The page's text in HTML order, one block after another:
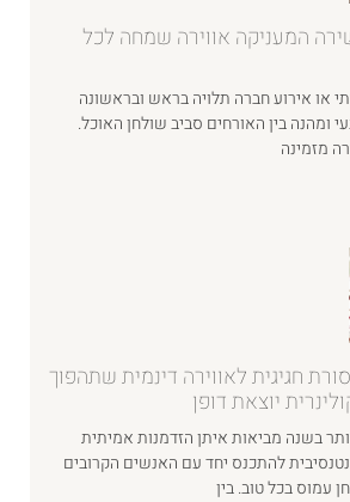
המעניקה אווירה שמחה לכל
או אירוע חברה תלויה בראש ובראשונה
ומהנה בין האורחים סביב שולחן האוכל.
מזמינה
חגיגית לאווירה דינמית שתהפוך
יוצאת דופן
בשנה מביאות איתן הזדמנות אמיתית
להתכנס יחד עם האנשים הקרובים
עמוס בכל טוב. בין